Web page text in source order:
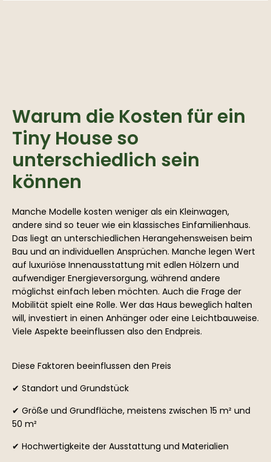
Warum die Kosten für ein
Tiny House so
unterschiedlich sein
können
Manche Modelle kosten weniger als ein Kleinwagen,
andere sind so teuer wie ein klassisches Einfamilienhaus.
Das liegt an unterschiedlichen Herangehensweisen beim
Bau und an individuellen Ansprüchen. Manche legen Wert
auf luxuriöse Innenausstattung mit edlen Hölzern und
aufwendiger Energieversorgung, während andere
möglichst einfach leben möchten. Auch die Frage der
Mobilität spielt eine Rolle. Wer das Haus beweglich halten
will, investiert in einen Anhänger oder eine Leichtbauweise.
Viele Aspekte beeinflussen also den Endpreis.
Diese Faktoren beeinflussen den Preis
✔ Standort und Grundstück
✔ Größe und Grundfläche, meistens zwischen 15 m² und
50 m²
✔ Hochwertigkeite der Ausstattung und Materialien